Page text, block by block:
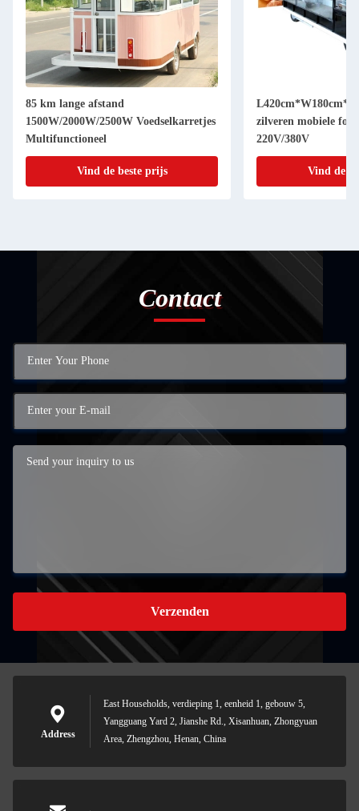
85 km lange afstand
1500W/2000W/2500W Voedselkarretjes
Multifunctioneel
Vind de beste prijs
zilveren mobiele
220V/380V
Vind de
Contact
Verzenden
Address
East Households, verdieping 1, eenheid 1, gebouw 5,
Yangguang Yard 2, Jianshe Rd., Xisanhuan, Zhongyuan
Area, Zhengzhou, Henan, China